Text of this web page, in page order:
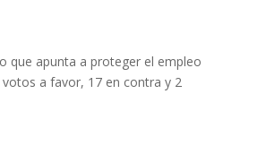
que apunta a proteger el empleo
a favor, 17 en contra y 2